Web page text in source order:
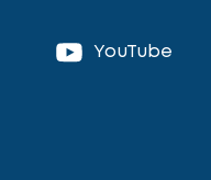
YouTube